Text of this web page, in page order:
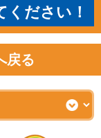
ください！
戻る